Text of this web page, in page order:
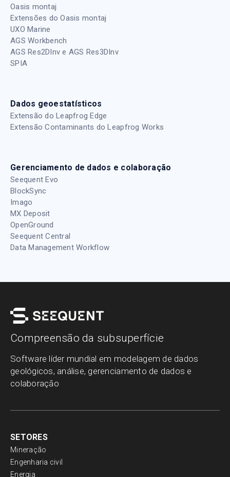
Oasis montaj
Extensões do Oasis montaj
UXO Marine
AGS Workbench
AGS Res2DInv e AGS Res3DInv
SPIA
Dados geoestatísticos
Extensão do Leapfrog Edge
Extensão Contaminants do Leapfrog Works
Gerenciamento de dados e colaboração
Seequent Evo
BlockSync
Imago
MX Deposit
OpenGround
Seequent Central
Data Management Workflow
Compreensão da subsuperfície
Software líder mundial em modelagem de dados
geológicos, análise, gerenciamento de dados e
colaboração
SETORES
Mineração
Engenharia civil
Energia